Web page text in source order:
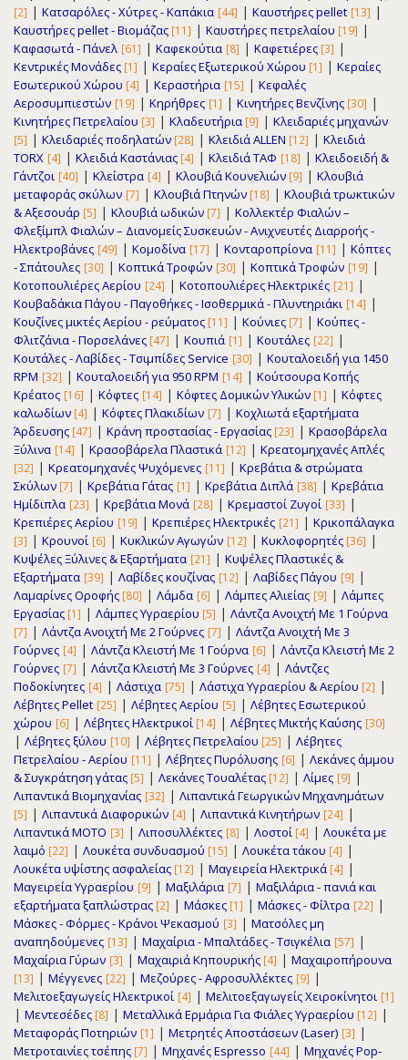
[2] | Κατσαρόλες - Χύτρες - Καπάκια [44] | Καυστήρες pellet [13] |
Καυστήρες pellet - Βιομάζας [11] | Καυστήρες πετρελαίου [19] |
Καφασωτά - Πάνελ [61] | Καφεκούτια [8] | Καφετιέρες [3] |
Κεντρικές Μονάδες [1] | Κεραίες Εξωτερικού Χώρου [1] | Κεραίες
Εσωτερικού Χώρου [4] | Κεραστήρια [15] | Κεφαλές
Αεροσυμπιεστών [19] | Κηρήθρες [1] | Κινητήρες Βενζίνης [30] |
Κινητήρες Πετρελαίου [3] | Κλαδευτήρια [9] | Κλειδαριές μηχανών
[5] | Κλειδαριές ποδηλατών [28] | Κλειδιά ALLEN [12] | Κλειδιά
TORX [4] | Κλειδιά Καστάνιας [4] | Κλειδιά ΤΑΦ [18] | Κλειδοειδή &
Γάντζοι [40] | Κλείστρα [4] | Κλουβιά Κουνελιών [9] | Κλουβιά
μεταφοράς σκύλων [7] | Κλουβιά Πτηνών [18] | Κλουβιά τρωκτικών
& Αξεσουάρ [5] | Κλουβιά ωδικών [7] | Κολλεκτέρ Φιαλών –
Φλεξίμπλ Φιαλών – Διανομείς Συσκευών - Ανιχνευτές Διαρροής -
Ηλεκτροβάνες [49] | Κομοδίνα [17] | Κονταροπρίονα [11] | Κόπτες
- Σπάτουλες [30] | Κοπτικά Τροφών [30] | Κοπτικά Τροφών [19] |
Κοτοπουλιέρες Αερίου [24] | Κοτοπουλιέρες Ηλεκτρικές [21] |
Κουβαδάκια Πάγου - Παγοθήκες - Ισοθερμικά - Πλυντηριάκι [14] |
Κουζίνες μικτές Αερίου - ρεύματος [11] | Κούνιες [7] | Κούπες -
Φλιτζάνια - Πορσελάνες [47] | Κουπιά [1] | Κουτάλες [22] |
Κουτάλες - Λαβίδες - Τσιμπίδες Service [30] | Κουταλοειδή για 1450
RPM [32] | Κουταλοειδή για 950 RPM [14] | Κούτσουρα Κοπής
Κρέατος [16] | Κόφτες [14] | Κόφτες Δομικών Υλικών [1] | Κόφτες
καλωδίων [4] | Κόφτες Πλακιδίων [7] | Κοχλιωτά εξαρτήματα
Άρδευσης [47] | Κράνη προστασίας - Εργασίας [23] | Κρασοβάρελα
Ξύλινα [14] | Κρασοβάρελα Πλαστικά [12] | Κρεατομηχανές Απλές
[32] | Κρεατομηχανές Ψυχόμενες [11] | Κρεβάτια & στρώματα
Σκύλων [7] | Κρεβάτια Γάτας [1] | Κρεβάτια Διπλά [38] | Κρεβάτια
Ημίδιπλα [23] | Κρεβάτια Μονά [28] | Κρεμαστοί Ζυγοί [33] |
Κρεπιέρες Αερίου [19] | Κρεπιέρες Ηλεκτρικές [21] | Κρικοπάλαγκα
[3] | Κρουνοί [6] | Κυκλικών Αγωγών [12] | Κυκλοφορητές [36] |
Κυψέλες Ξύλινες & Εξαρτήματα [21] | Κυψέλες Πλαστικές &
Εξαρτήματα [39] | Λαβίδες κουζίνας [12] | Λαβίδες Πάγου [9] |
Λαμαρίνες Οροφής [80] | Λάμδα [6] | Λάμπες Αλιείας [9] | Λάμπες
Εργασίας [1] | Λάμπες Υγραερίου [5] | Λάντζα Ανοιχτή Με 1 Γούρνα
[7] | Λάντζα Ανοιχτή Με 2 Γούρνες [7] | Λάντζα Ανοιχτή Με 3
Γούρνες [4] | Λάντζα Κλειστή Με 1 Γούρνα [6] | Λάντζα Κλειστή Με 2
Γούρνες [7] | Λάντζα Κλειστή Με 3 Γούρνες [4] | Λάντζες
Ποδοκίνητες [4] | Λάστιχα [75] | Λάστιχα Υγραερίου & Αερίου [2] |
Λέβητες Pellet [25] | Λέβητες Αερίου [5] | Λέβητες Εσωτερικού
χώρου [6] | Λέβητες Ηλεκτρικοί [14] | Λέβητες Μικτής Καύσης [30]
| Λέβητες ξύλου [10] | Λέβητες Πετρελαίου [25] | Λέβητες
Πετρελαίου - Αερίου [11] | Λέβητες Πυρόλυσης [6] | Λεκάνες άμμου
& Συγκράτηση γάτας [5] | Λεκάνες Τουαλέτας [12] | Λίμες [9] |
Λιπαντικά Βιομηχανίας [32] | Λιπαντικά Γεωργικών Μηχανημάτων
[5] | Λιπαντικά Διαφορικών [4] | Λιπαντικά Κινητήρων [24] |
Λιπαντικά ΜΟΤΟ [3] | Λιποσυλλέκτες [8] | Λοστοί [4] | Λουκέτα με
λαιμό [22] | Λουκέτα συνδυασμού [15] | Λουκέτα τάκου [4] |
Λουκέτα υψίστης ασφαλείας [12] | Μαγειρεία Ηλεκτρικά [4] |
Μαγειρεία Υγραερίου [9] | Μαξιλάρια [7] | Μαξιλάρια - πανιά και
εξαρτήματα ξαπλώστρας [2] | Μάσκες [1] | Μάσκες - Φίλτρα [22] |
Μάσκες - Φόρμες - Κράνοι Ψεκασμού [3] | Ματσόλες μη
αναπηδούμενες [13] | Μαχαίρια - Μπαλτάδες - Τσιγκέλια [57] |
Μαχαίρια Γύρων [3] | Μαχαιριά Κηπουρικής [4] | Μαχαιροπήρουνα
[13] | Μέγγενες [22] | Μεζούρες - Αφροσυλλέκτες [9] |
Μελιτοεξαγωγείς Ηλεκτρικοί [4] | Μελιτοεξαγωγείς Χειροκίνητοι [1]
| Μεντεσέδες [8] | Μεταλλικά Ερμάρια Για Φιάλες Υγραερίου [12] |
Μεταφοράς Ποτηριών [1] | Μετρητές Αποστάσεων (Laser) [3] |
Μετροταινίες τσέπης [7] | Μηχανές Espresso [44] | Μηχανές Pop-